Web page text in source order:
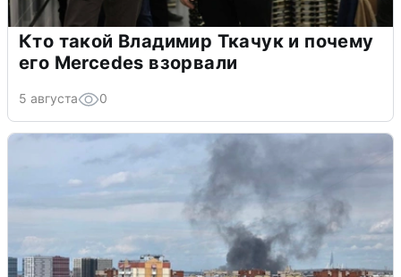
Кто такой Владимир Ткачук и почему
его Mercedes взорвали
5 августа 0